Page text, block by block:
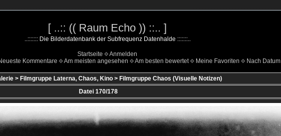
[ ..:: (( Raum Echo )) ::.. ]
..::::::: Die Bilderdatenbank der Subfrequenz Datenhalde :::::::..
Startseite
Anmelden
Kommentare Am meisten angesehen Am besten bewertet Meine Favoriten Nach Datum
> Filmgruppe Laterna, Chaos, Kino> Filmgruppe Chaos (Visuelle Notizen)
Datei 170/178